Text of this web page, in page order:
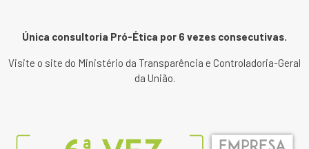
Única consultoria Pró-Ética por 6 vezes consecutivas.
Visite o site do Ministério da Transparência e Controladoria-Geral
da União.